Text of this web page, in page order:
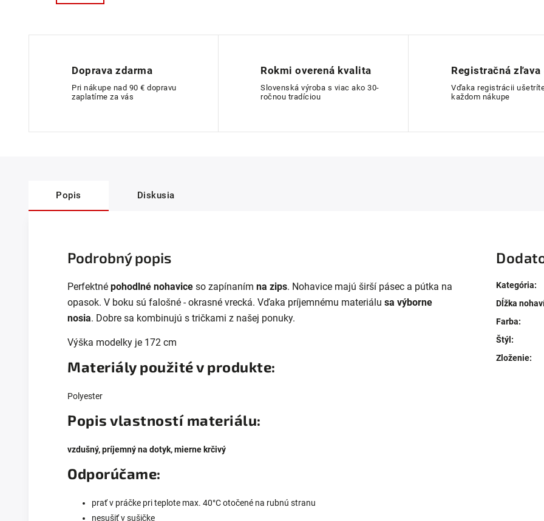
Doprava zdarma
Pri nákupe nad 90 € dopravu
zaplatíme za vás
Rokmi overená kvalita
Slovenská výroba s viac ako 30-
ročnou tradíciou
Registračná zľava
Vďaka registrácii
každom nákupe
Popis Diskusia
Podrobný popis
Perfektné pohodlné nohavice so zapínaním na zips. Nohavice majú širší pásec a pútka na
opasok. V boku sú falošné - okrasné vrecká. Vďaka príjemnému materiálu sa výborne
nosia. Dobre sa kombinujú s tričkami z našej ponuky.
Výška modelky je 172 cm
Materiály použité v produkte:
Polyester
Popis vlastností materiálu:
vzdušný, príjemný na dotyk, mierne krčivý
Odporúčame:
prať v práčke pri teplote max. 40°C otočené na rubnú stranu
nesušiť v sušičke
Kategória:
Dĺžka
Farba:
Štýl:
Zloženie: